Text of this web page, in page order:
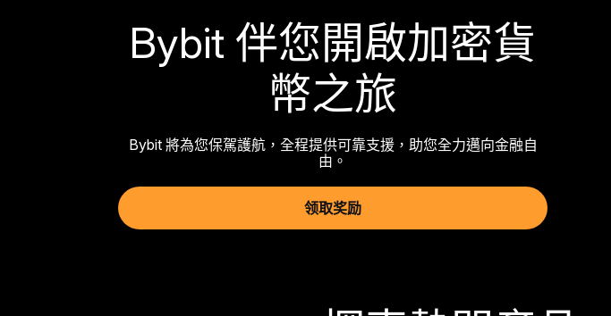
Bybit 伴您開啟加密貨
幣之旅
Bybit 將為您保駕護航，全程提供可靠支援，助您全力邁向金融自
由。
领取奖励